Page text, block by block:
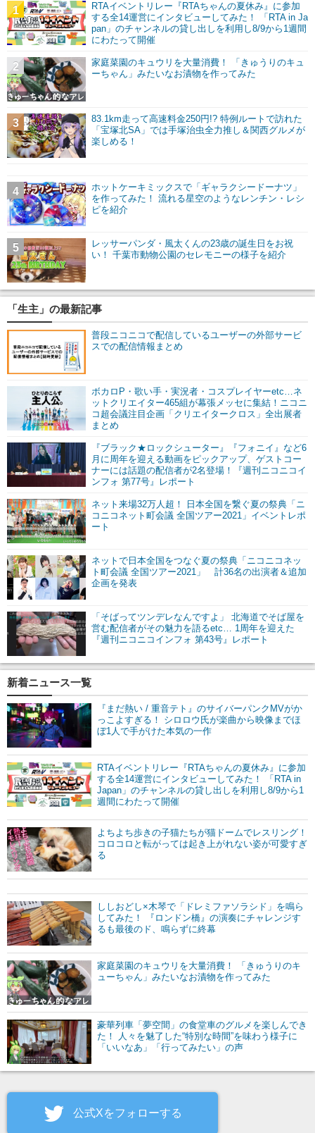
RTAイベントリレー『RTAちゃんの夏休み』に参加
する全14運営にインタビューしてみた！ 「RTA in Ja
pan」のチャンネルの貸し出しを利用し8/9から1週間
にわたって開催
1
家庭菜園のキュウリを大量消費！ 「きゅうりのキュ
ーちゃん」みたいなお漬物を作ってみた
2
83.1km走って高速料金250円!? 特例ルートで訪れた
「宝塚北SA」では手塚治虫全力推し＆関西グルメが
楽しめる！
3
ホットケーキミックスで「ギャラクシードーナツ」
を作ってみた！ 流れる星空のようなレンチン・レシ
ピを紹介
4
レッサーパンダ・風太くんの23歳の誕生日をお祝
い！ 千葉市動物公園のセレモニーの様子を紹介
5
「生主」の最新記事
普段ニコニコで配信しているユーザーの外部サービ
スでの配信情報まとめ
ボカロP・歌い手・実況者・コスプレイヤーetc…ネ
ットクリエイター465組が幕張メッセに集結！ニコニ
コ超会議注目企画「クリエイタークロス」全出展者
まとめ
『ブラック★ロックシューター』『フォニイ』など6
月に周年を迎える動画をピックアップ、ゲストコー
ナーには話題の配信者が2名登場！『週刊ニコニコイ
ンフォ 第77号』レポート
ネット来場32万人超！ 日本全国を繋ぐ夏の祭典「ニ
コニコネット町会議 全国ツアー2021」イベントレポ
ート
ネットで日本全国をつなぐ夏の祭典「ニコニコネッ
ト町会議 全国ツアー2021」 計36名の出演者＆追加
企画を発表
「そばってツンデレなんですよ」 北海道でそば屋を
営む配信者がその魅力を語るetc… 1周年を迎えた
『週刊ニコニコインフォ 第43号』レポート
新着ニュース一覧
『まだ熱い / 重音テト』のサイバーパンクMVがか
っこよすぎる！ シロロウ氏が楽曲から映像までほ
ぼ1人で手がけた本気の一作
RTAイベントリレー『RTAちゃんの夏休み』に参加
する全14運営にインタビューしてみた！ 「RTA in
Japan」のチャンネルの貸し出しを利用し8/9から1
週間にわたって開催
よちよち歩きの子猫たちが猫ドームでレスリング！
コロコロと転がっては起き上がれない姿が可愛すぎ
る
ししおどし×木琴で「ドレミファソラシド」を鳴ら
してみた！ 『ロンドン橋』の演奏にチャレンジす
るも最後のド、鳴らずに終幕
家庭菜園のキュウリを大量消費！ 「きゅうりのキ
ューちゃん」みたいなお漬物を作ってみた
豪華列車「夢空間」の食堂車のグルメを楽しんでき
た！ 人々を魅了した“特別な時間”を味わう様子に
「いいなあ」「行ってみたい」の声
公式Xをフォローする